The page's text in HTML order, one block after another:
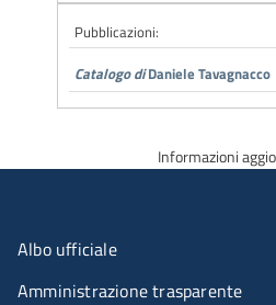
Pubblicazioni:
Catalogo diDaniele Tavagnacco
Informazioni
Menu organizzazione
Albo ufficiale
Amministrazione trasparente